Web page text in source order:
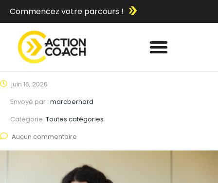
Commencez votre parcours !
juin 16, 2026
Envoyé par : marcbernard
Catégorie: Toutes catégories
Aucun commentaire